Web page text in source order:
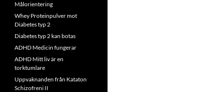
Målorientering
Whey Proteinpulver mot
Diabetes typ 2
Diabetes typ 2 kan botas
ADHD Medicin fungerar
ADHD Mitt liv är en
torktumlare
Uppvaknanden från Kataton
Schizofreni II